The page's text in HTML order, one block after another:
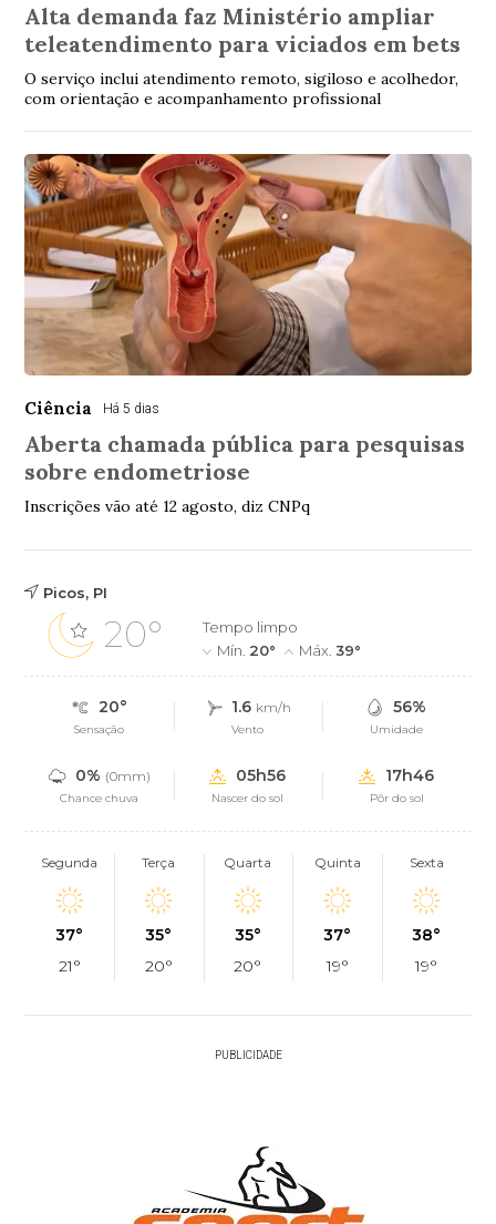
Alta demanda faz Ministério ampliar
teleatendimento para viciados em bets
O serviço inclui atendimento remoto, sigiloso e acolhedor,
com orientação e acompanhamento profissional
Ciência Há 5 dias
Aberta chamada pública para pesquisas
sobre endometriose
Inscrições vão até 12 agosto, diz CNPq
Picos, PI
20°
Tempo limpo
Mín. 20° Máx.39°
20°
Sensação
1.6 km/h
Vento
56%
Umidade
0% (0mm)
Chance chuva
05h56
Nascer do sol
17h46
Pôr do sol
Segunda
37°
21°
Terça
35°
20°
Quarta
35°
20°
Quinta
37°
19°
Sexta
38°
19°
PUBLICIDADE